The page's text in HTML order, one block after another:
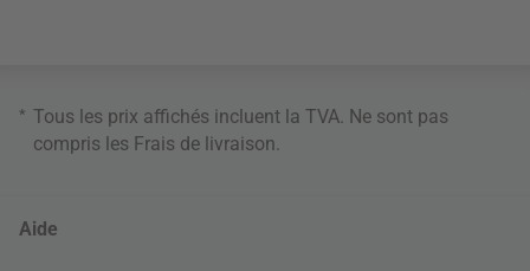
* Tous les prix affichés incluent la TVA. Ne sont pas
compris les Frais de livraison
Aide